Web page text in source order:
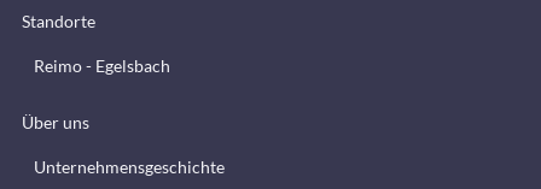
Standorte
Reimo - Egelsbach
Über uns
Unternehmensgeschichte